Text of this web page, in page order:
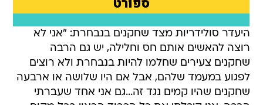
היעדר סולידריות מצד שחקנים בנבחרת: "אני לא
רוצה להאשים אותם חס וחלילה, יש גם הרבה
שחקנים צעירים שחלמו להיות בנבחרת ולא רוצים
לפגוע במעמד שלהם, אבל אם היו שלושה או ארבעה
שחקנים שהיו קמים נגד זה...גם אני אחד שעברתי